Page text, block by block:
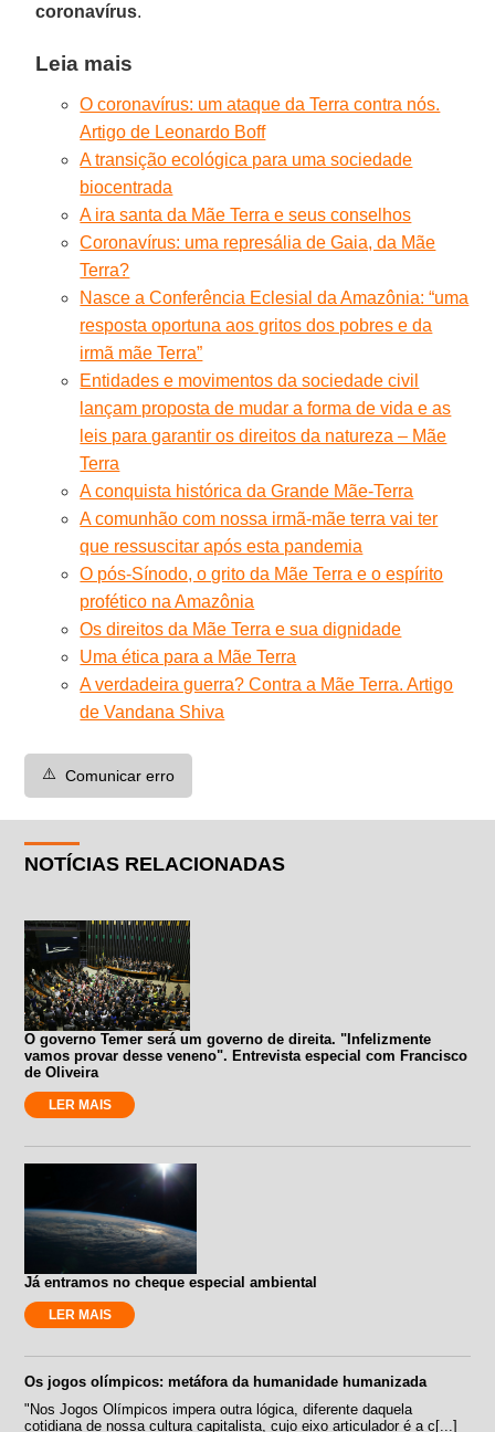
coronavírus.
Leia mais
O coronavírus: um ataque da Terra contra nós.
Artigo de Leonardo Boff
A transição ecológica para uma sociedade
biocentrada
A ira santa da Mãe Terra e seus conselhos
Coronavírus: uma represália de Gaia, da Mãe
Terra?
Nasce a Conferência Eclesial da Amazônia: “uma
resposta oportuna aos gritos dos pobres e da
irmã mãe Terra”
Entidades e movimentos da sociedade civil
lançam proposta de mudar a forma de vida e as
leis para garantir os direitos da natureza – Mãe
Terra
A conquista histórica da Grande Mãe-Terra
A comunhão com nossa irmã-mãe terra vai ter
que ressuscitar após esta pandemia
O pós-Sínodo, o grito da Mãe Terra e o espírito
profético na Amazônia
Os direitos da Mãe Terra e sua dignidade
Uma ética para a Mãe Terra
A verdadeira guerra? Contra a Mãe Terra. Artigo
de Vandana Shiva
⚠️ Comunicar erro
NOTÍCIAS RELACIONADAS
O governo Temer será um governo de direita. "Infelizmente
vamos provar desse veneno". Entrevista especial com Francisco
de Oliveira
LER MAIS
Já entramos no cheque especial ambiental
LER MAIS
Os jogos olímpicos: metáfora da humanidade humanizada
"Nos Jogos Olímpicos impera outra lógica, diferente daquela
cotidiana de nossa cultura capitalista, cujo eixo articulador é a c[...]